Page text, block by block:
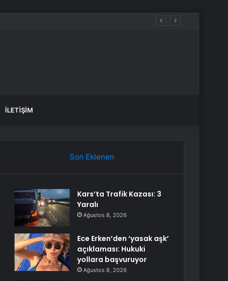
İLETIŞIM
Son Eklenen
Kars’ta Trafik Kazası: 3
Yaralı
Ağustos 8, 2026
Ece Erken’den ‘yasak aşk’
açıklaması: Hukuki
yollara başvuruyor
Ağustos 8, 2026